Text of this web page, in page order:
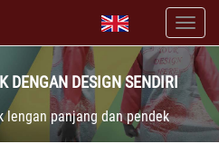
DENGAN DESIGN SENDIRI
lengan panjang dan pendek